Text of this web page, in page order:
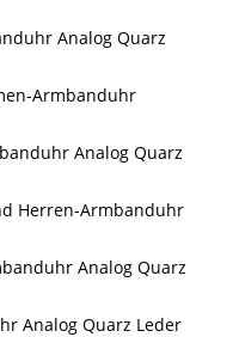
Analog Quarz
Armbanduhr
Analog Quarz
Herren-Armbanduhr
Analog Quarz
Analog Quarz Leder